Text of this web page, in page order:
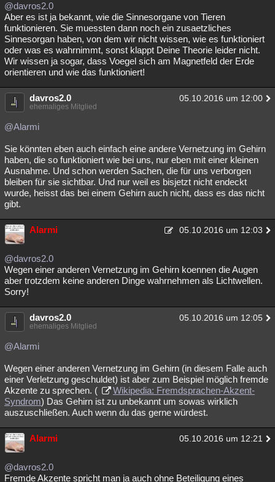
@davros2.0
Aber es ist ja bekannt, wie die Sinnesorgane von Tieren
funktionieren. Sie muessten dann noch ein zusaetzliches
Sinnesorgan haben, von dem wir nicht wissen, wie es funktioniert
oder was es wahrnimmt, sonst klappt Deine Theorie leider nicht.
Wir wissen ja sogar, dass Voegel sich am Magnetfeld der Erde
orientieren und wie das funktioniert!
davros2.0 05.10.2016 um 12:00
ehemaliges Mitglied
@Alarmi
Sie könnten eben auch einfach eine andere Vernetzung im Gehirn
haben, die so funktioniert wie bei uns, nur eben mit einer kleinen
Ausnahme. Und schon werden Sachen, die für uns verborgen
bleiben für sie sichtbar. Und nur weil es bisjetzt nicht endeckt
wurde, heisst das bei einem Gehirn auch nicht, dass es das nicht
gibt.
Alarmi 05.10.2016 um 12:03
@davros2.0
Wegen einer anderen Vernetzung im Gehirn koennen die Augen
aber trotzdem keine anderen Dinge wahrnehmen als Lichtwellen.
Sorry!
davros2.0 05.10.2016 um 12:05
ehemaliges Mitglied
@Alarmi
Wegen einer anderen Vernetzung im Gehirn (in diesem Falle auch
einer Verletzung geschuldet) ist aber zum Beispiel möglich fremde
Akzente zu sprechen. (
Wikipedia: Fremdsprachen-Akzent-
Syndrom) Das Gehirn ist zu unbekannt um sowas wirklich
auszuschließen. Auch wenn du das gerne würdest.
Alarmi 05.10.2016 um 12:21
@davros2.0
Fremde Akzente spricht man ja auch ohne Beteiligung eines